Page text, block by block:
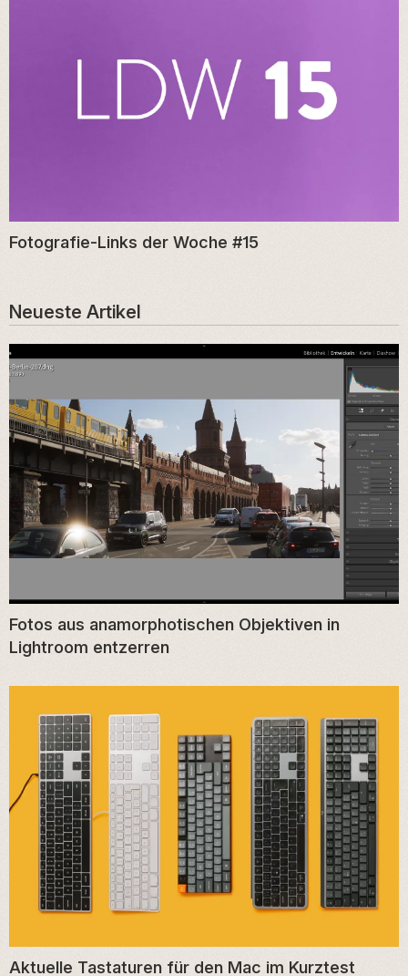
Fotografie-Links der Woche #15
Neueste Artikel
Fotos aus anamorphotischen Objektiven in
Lightroom entzerren
Aktuelle Tastaturen für den Mac im Kurztest